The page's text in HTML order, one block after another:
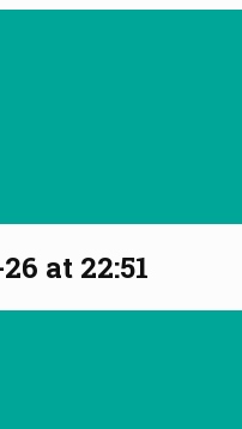
at 22:51